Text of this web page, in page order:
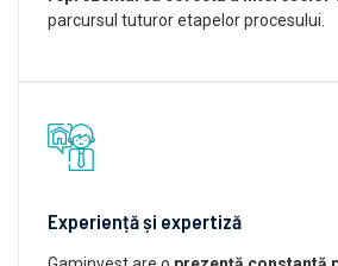
parcursul tuturor etapelor procesului.
Experiență și expertiză